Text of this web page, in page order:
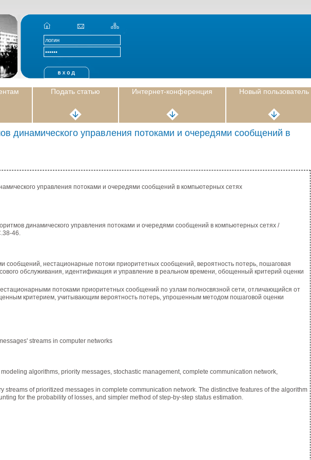
Подать статью Интернет-конференция Новый пользователь
динамического управления потоками и очередями сообщений в
управления потоками и очередями сообщений в компьютерных сетях
динамического управления потоками и очередями сообщений в компьютерных сетях /
46.
сообщений, нестационарные потоки приоритетных сообщений, вероятность потерь, пошаговая
обслуживания, идентификация и управление в реальном времени, обощенный критерий оценки
потоками приоритетных сообщений по узлам полносвязной сети, отличающийся от
критерием, учитывающим вероятность потерь, упрошенным методом пошаговой оценки
streams in computer networks
algorithms, priority messages, stochastic management, complete communication network,
streams of prioritized messages in complete communication network. The distinctive features of the algorithm
for the probability of losses, and simpler method of step-by-step status estimation.